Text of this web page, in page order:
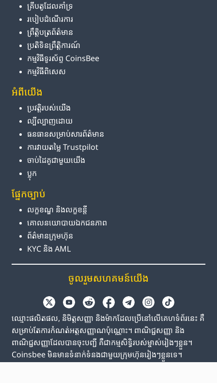
គ្រីបតូ​ដែល​គាំទ្រ
របៀប​ដំណើរការ
ព្រឹត្តិបត្រ​ព័ត៌មាន
ប្រតិទិន​ព្រឹត្តិការណ៍
កម្មវិធី​ទូរស័ព្ទ CoinsBee
កម្មវិធីពិសេស
អំពី​យើង
ប្រវត្តិ​របស់​យើង
ល្បីល្បាញ​ដោយ
ធនធាន​សម្រាប់​សារព័ត៌មាន
ការ​វាយតម្លៃ Trustpilot
ចាប់ដៃគូ​ជាមួយ​យើង
ប្លុក
ផ្នែក​ច្បាប់
លក្ខខណ្ឌ និង​លក្ខខន្តី
គោលនយោបាយ​ឯកជនភាព
ព័ត៌មាន​ក្រុមហ៊ុន
KYC និង AML
ចូលរួម​សហគមន៍​យើង
ឈ្មោះផលិតផល, និមិត្តសញ្ញា និងម៉ាកដែលប្រើនៅលើគេហទំព័រនេះ គឺ
សម្រាប់តែការកំណត់អត្តសញ្ញាណប៉ុណ្ណោះ។ ពាណិជ្ជសញ្ញា និង
ពាណិជ្ជសញ្ញាដែលបានចុះបញ្ជី គឺជាកម្មសិទ្ធិរបស់ម្ចាស់រៀងៗខ្លួន។
Coinsbee មិនមានទំនាក់ទំនងជាមួយក្រុមហ៊ុនរៀងៗខ្លួនទេ។